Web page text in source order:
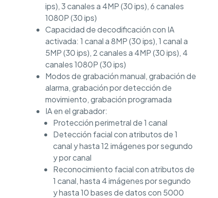
ips), 3 canales a 4MP (30 ips), 6 canales
1080P (30 ips)
Capacidad de decodificación con IA
activada: 1 canal a 8MP (30 ips), 1 canal a
5MP (30 ips), 2 canales a 4MP (30 ips), 4
canales 1080P (30 ips)
Modos de grabación manual, grabación de
alarma, grabación por detección de
movimiento, grabación programada
IA en el grabador:
Protección perimetral de 1 canal
Detección facial con atributos de 1
canal y hasta 12 imágenes por segundo
y por canal
Reconocimiento facial con atributos de
1 canal, hasta 4 imágenes por segundo
y hasta 10 bases de datos con 5000